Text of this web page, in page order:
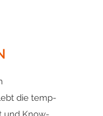
die temp-